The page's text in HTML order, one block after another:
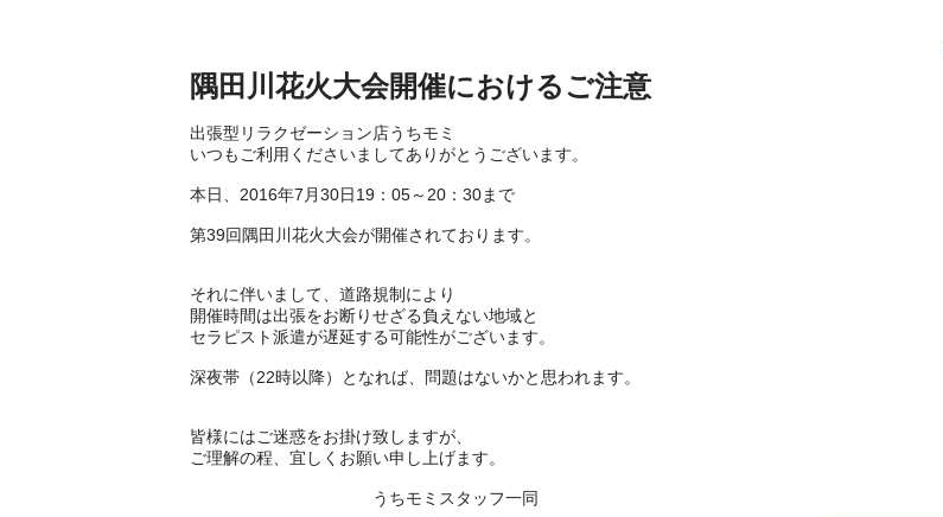
隅田川花火大会開催におけるご注意
出張型リラクゼーション店うちモミ
いつもご利用くださいましてありがとうございます。
本日、2016年7月30日19：05～20：30まで
第39回隅田川花火大会が開催されております。
それに伴いまして、道路規制により
開催時間は出張をお断りせざる負えない地域と
セラピスト派遣が遅延する可能性がございます。
深夜帯（22時以降）となれば、問題はないかと思われます。
皆様にはご迷惑をお掛け致しますが、
ご理解の程、宜しくお願い申し上げます。
うちモミスタッフ一同